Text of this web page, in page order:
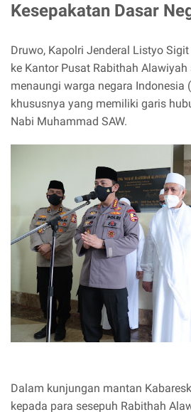
Kesepakatan Dasar
Druwo, Kapolri Jenderal Listyo
ke Kantor Pusat Rabithah
menaungi warga negara Indonesia
khususnya yang memiliki garis
Nabi Muhammad SAW.
Dalam kunjungan mantan
kepada para sesepuh Rabithah